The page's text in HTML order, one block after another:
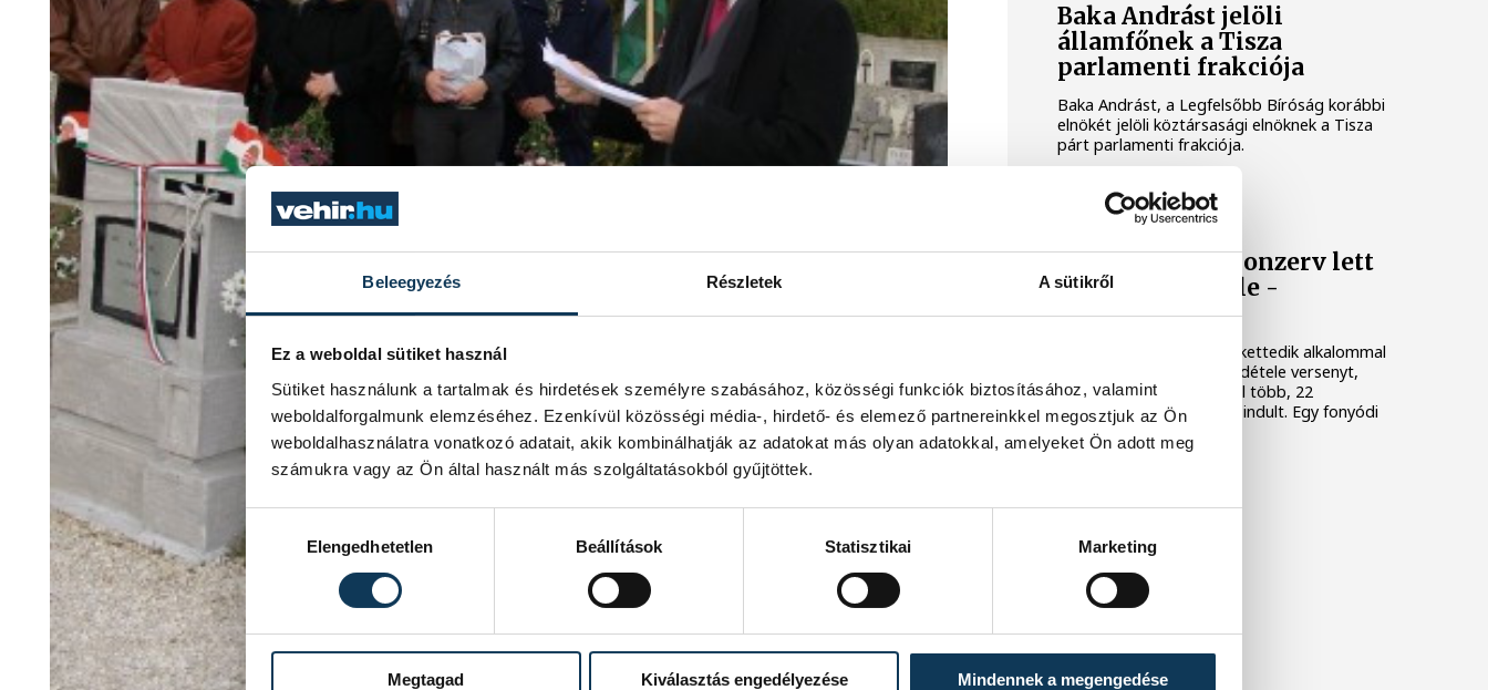
Beleegyezés Részletek A sütikről
Ez a weboldal sütiket használ
Sütiket használunk a tartalmak és hirdetések személyre szabásához, közösségi funkciók biztosításához, valamint
weboldalforgalmunk elemzéséhez. Ezenkívül közösségi média-, hirdető- és elemező partnereinkkel megosztjuk az Ön
weboldalhasználatra vonatkozó adatait, akik kombinálhatják az adatokat más olyan adatokkal, amelyeket Ön adott meg
számukra vagy az Ön által használt más szolgáltatásokból gyűjtöttek.
Elengedhetetlen
Beállítások Statisztikai Marketing
Megtagad Kiválasztás engedélyezése Mindennek a megengedése
Baka Andrást jelöli
államfőnek a Tisza
parlamenti frakciója
Baka Andrást, a Legfelsőbb Bíróság korábbi
elnökét jelöli köztársasági elnöknek a Tisza
párt parlamenti frakciója.
Egy furcsa halkonzerv lett
az Év Strandétele -
mutatjuk!
A Balatoni Kör idén tizenkettedik alkalommal
hirdette meg az év strandétele versenyt,
amelyre minden eddiginél több, 22
vendéglátóhely 44 étellel indult. Egy fonyódi
hely nyert...